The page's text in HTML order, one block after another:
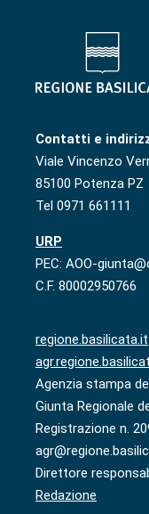
Contatti e
Viale Vincenzo
85100 Potenza PZ
Tel 0971 661111
URP
PEC: AOO-
C.F. 80002950766
regione.basilicata.it
Agenzia stampa
Giunta Regionale
Registrazione n.
Direttore
Redazione